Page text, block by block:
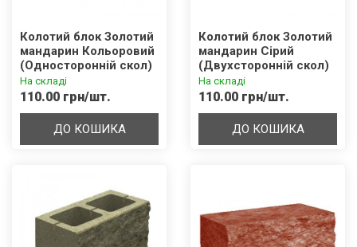
Колотий блок Золотий
мандарин Кольоровий
(Односторонній скол)
(400х200х200)
На складі
110.00 грн/шт.
ДО КОШИКА
Колотий блок Золотий
мандарин Сірий
(Двухсторонній скол)
(400х200х200)
На складі
110.00 грн/шт.
ДО КОШИКА